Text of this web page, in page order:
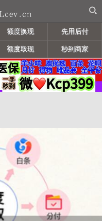
额度换现 先用后付
额度取现 秒到商家